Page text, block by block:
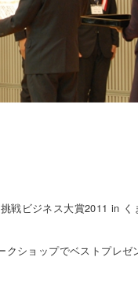
戦ビジネス大賞2011 in く
クショップでベストプレゼ